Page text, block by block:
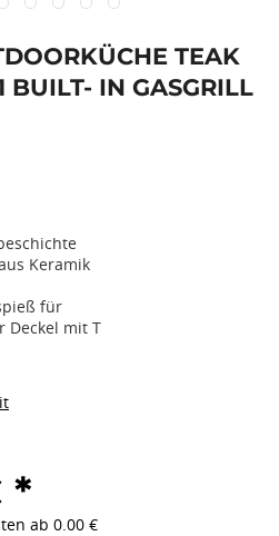
TEAK
BUILT- IN GASGRILL
Keramik
für
Deckel mit T
*
ab 0.00 €